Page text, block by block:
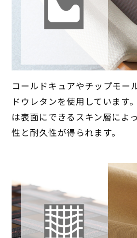
コールドキュアやチップモー
ドウレタンを使用しています
は表面にできるスキン層によ
性と耐久性が得られます。